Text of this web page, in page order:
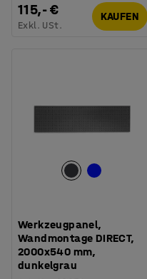
115,- €
Exkl. USt.
KAUFEN
Werkzeugpanel,
Wandmontage DIRECT,
2000x540 mm,
dunkelgrau